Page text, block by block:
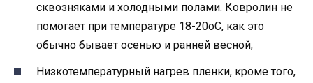
сквозняками и холодными полами. Ковролин не
помогает при температуре 18-20оС, как это
обычно бывает осенью и ранней весной;
Низкотемпературный нагрев пленки, кроме того,